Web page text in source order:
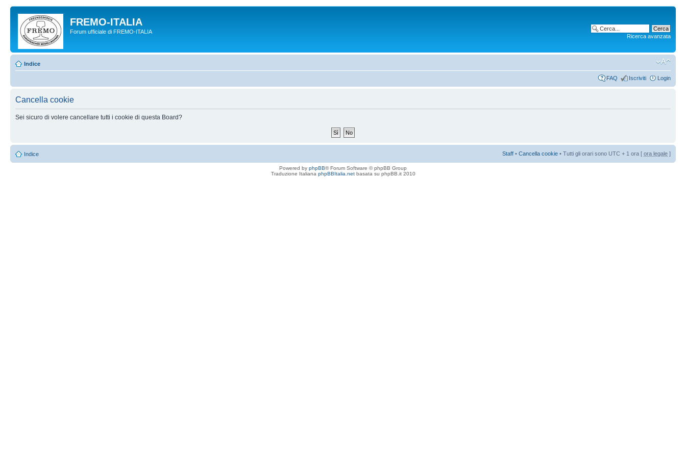
FREMO-ITALIA
Forum ufficiale di FREMO-ITALIA
Ricerca avanzata
Indice
FAQ Iscriviti Login
Cancella cookie
Sei sicuro di volere cancellare tutti i cookie di questa Board?
Indice Staff • Cancella cookie • Tutti gli orari sono UTC + 1 ora [ ora legale ]
Powered by phpBB® Forum Software © phpBB Group
Traduzione Italiana phpBBItalia.netbasata su phpBB.it 2010